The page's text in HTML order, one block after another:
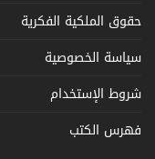
حقوق الملكية الفكرية
سياسة الخصوصية
شروط الإستخدام
فهرس الكتب